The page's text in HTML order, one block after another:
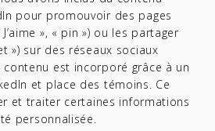
pour promouvoir des pages
», « pin ») ou les partager
») sur des réseaux sociaux
contenu est incorporé grâce à un
et place des témoins. Ce
et traiter certaines informations
personnalisée.